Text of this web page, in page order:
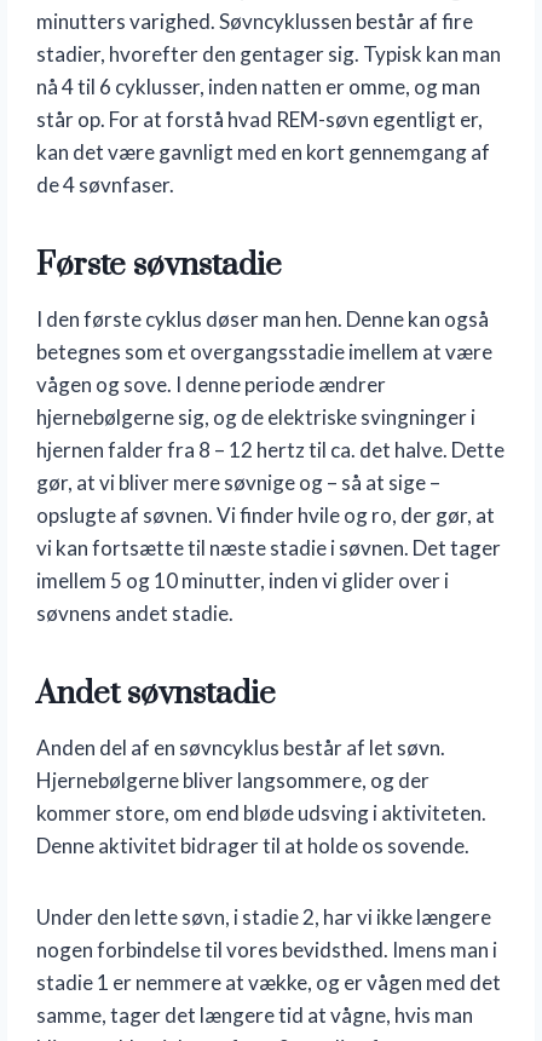
minutters varighed. Søvncyklussen består af fire
stadier, hvorefter den gentager sig. Typisk kan man
nå 4 til 6 cyklusser, inden natten er omme, og man
står op. For at forstå hvad REM-søvn egentligt er,
kan det være gavnligt med en kort gennemgang af
de 4 søvnfaser.
Første søvnstadie
I den første cyklus døser man hen. Denne kan også
betegnes som et overgangsstadie imellem at være
vågen og sove. I denne periode ændrer
hjernebølgerne sig, og de elektriske svingninger i
hjernen falder fra 8 – 12 hertz til ca. det halve. Dette
gør, at vi bliver mere søvnige og – så at sige –
opslugte af søvnen. Vi finder hvile og ro, der gør, at
vi kan fortsætte til næste stadie i søvnen. Det tager
imellem 5 og 10 minutter, inden vi glider over i
søvnens andet stadie.
Andet søvnstadie
Anden del af en søvncyklus består af let søvn.
Hjernebølgerne bliver langsommere, og der
kommer store, om end bløde udsving i aktiviteten.
Denne aktivitet bidrager til at holde os sovende.
Under den lette søvn, i stadie 2, har vi ikke længere
nogen forbindelse til vores bevidsthed. Imens man i
stadie 1 er nemmere at vække, og er vågen med det
samme, tager det længere tid at vågne, hvis man